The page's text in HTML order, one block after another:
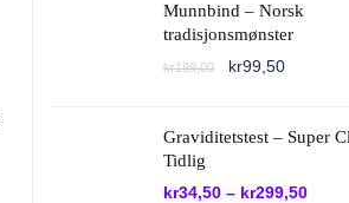
Munnbind – Norsk
tradisjonsmønster
kr199,00
Opprinnelig
kr99,50
Graviditetstest – Super
Tidlig
kr34,50 – kr299,50